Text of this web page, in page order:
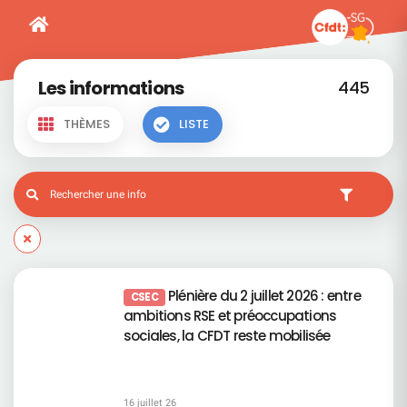
Les informations 445
THÈMES LISTE
CSEC Plénière du 2 juillet 2026 : entre
ambitions RSE et préoccupations
sociales, la CFDT reste mobilisée
16 juillet 26